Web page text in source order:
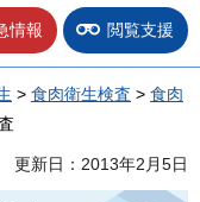
情報 閲覧支援
> 食肉衛生検査 > 食肉
更新日：2013年2月5日